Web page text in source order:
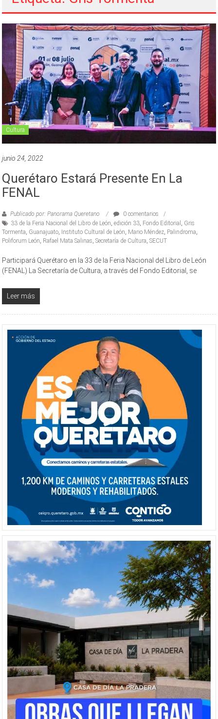
Cultura
junio 24, 2022
Querétaro Estará Presente En La
FENAL
Publicado por: Panorama Queretano
0 comentarios
33 de la Feria Nacional del Libro de León ,edición 33 Fondo Editorial
Gris
Tormenta Guanajuato Instituto Cultural de León Mario Méndez Palindroma
Poliforum León Rafael Mata Salinas ,Secretaría de Cultura ,SECUT
Participará Querétaro en la 33 de la Feria Nacional del Libro de León
(FENAL) La Secretaría de Cultura, a través del Fondo Editorial, se
Leer más